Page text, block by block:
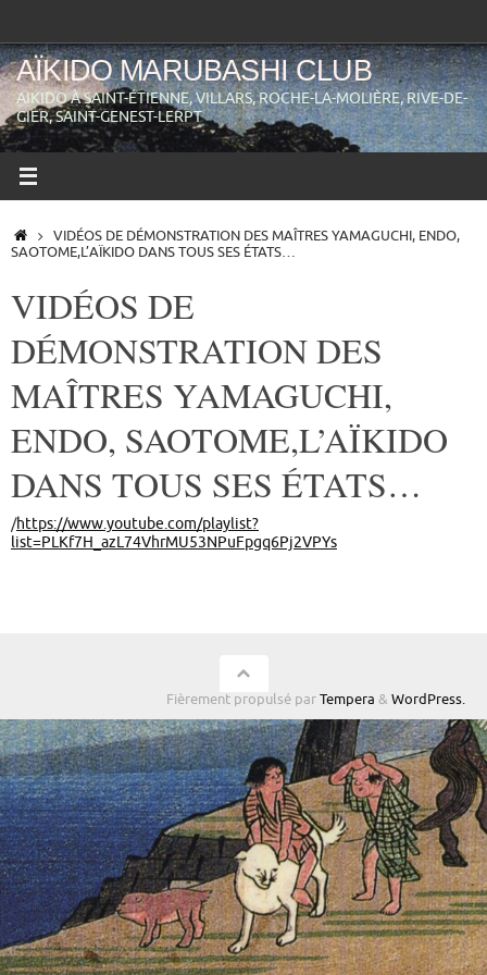
contenu
AÏKIDO MARUBASHI CLUB
AIKIDO À SAINT-ÉTIENNE, VILLARS, ROCHE-LA-MOLIÈRE, RIVE-DE-
GIER, SAINT-GENEST-LERPT
ACCUEIL
VIDÉOS DE DÉMONSTRATION DES MAÎTRES YAMAGUCHI, ENDO,
SAOTOME,L’AÏKIDO DANS TOUS SES ÉTATS…
VIDÉOS DE
DÉMONSTRATION DES
MAÎTRES YAMAGUCHI,
ENDO, SAOTOME,L’AÏKIDO
DANS TOUS SES ÉTATS…
/https://www.youtube.com/playlist?
list=PLKf7H_azL74VhrMU53NPuFpgq6Pj2VPYs
Fièrement propulsé parTempera & WordPress.